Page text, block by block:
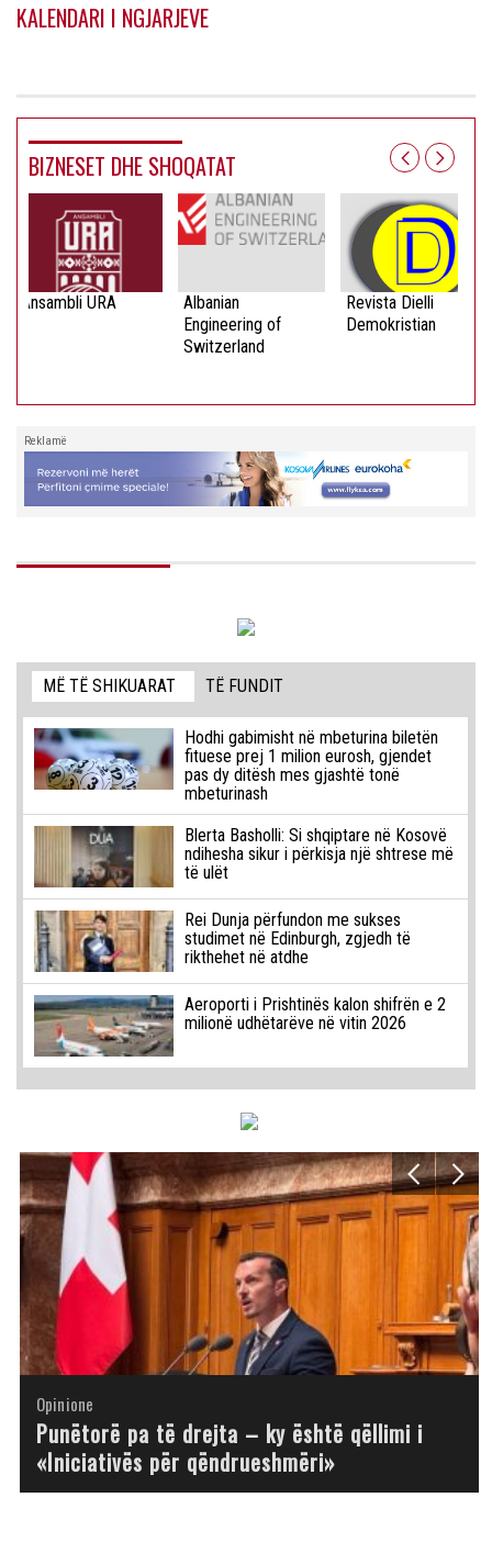
KALENDARI I NGJARJEVE
BIZNESET DHE SHOQATAT
Ansambli URA
Albanian
Engineering of
Switzerland
Revista Dielli
Demokristian
Reklamë
MË TË SHIKUARAT TË FUNDIT
Hodhi gabimisht në mbeturina biletën
fituese prej 1 milion eurosh, gjendet
pas dy ditësh mes gjashtë tonë
mbeturinash
Blerta Basholli: Si shqiptare në Kosovë
ndihesha sikur i përkisja një shtrese më
të ulët
Rei Dunja përfundon me sukses
studimet në Edinburgh, zgjedh të
rikthehet në atdhe
Aeroporti i Prishtinës kalon shifrën e 2
milionë udhëtarëve në vitin 2026
Opinione
Opinione
Punëtorë pa të drejta – ky është qëllimi i
«Iniciativës për qëndrueshmëri»
Opinione
Opinione
Opinione
Opinione
Opinione
Opinione